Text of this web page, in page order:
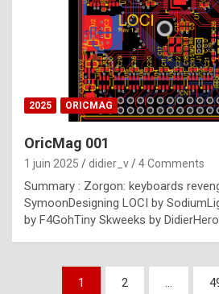
t
p
h
o
n
y
l
e
x
a
2025 ORICMAG
OricMag 001
1 juin 2025 didier_v 4 Comments
Summary : Zorgon: keyboards
SymoonDesigning LOCI by
by F4GohTiny Skweeks by
Pagination
1 2 …